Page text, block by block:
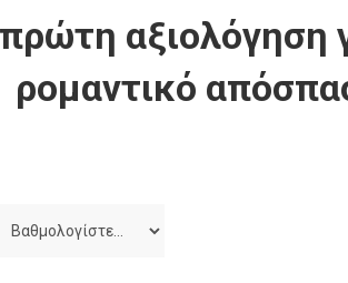
αξιολόγηση
ρομαντικό